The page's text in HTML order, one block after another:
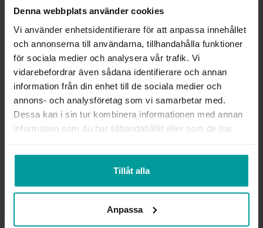
Denna webbplats använder cookies
Vi använder enhetsidentifierare för att anpassa innehållet
och annonserna till användarna, tillhandahålla funktioner
för sociala medier och analysera vår trafik. Vi
vidarebefordrar även sådana identifierare och annan
information från din enhet till de sociala medier och
annons- och analysföretag som vi samarbetar med.
Dessa kan i sin tur kombinera informationen med annan
information som du har tillhandahållit eller som de har
Tillåt alla
Anpassa
VARUMÄRKE
Albrekts Guld
MATERIAL
Guld
ÄDELMETALL
18K Gold
Kristall
VIKT CA (GRAM)
0.38
Liknande produkter